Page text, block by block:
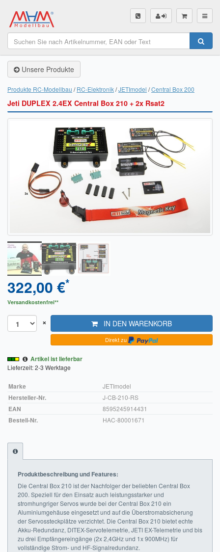
SHOP
Unsere Produkte
Servo Finder
Schiffsschrauben Finder
Räder Finder
Luftschrauben Finder
Sendungsverfolgung DHL
Verfügbarkeitsanzeige
Zahlung und Versand
Widerrufsrecht
Widerrufsformular
Widerrufsbelehrung für digitale Waren / Muster-
AGB und Kundeninformationen
Datenschutzerklärung
Hinweise zur Batterieentsorgung
FAQ
ÜBER UNS
Was wir bieten
Unsere Philosophie
Unsere Produkte
Produkte RC-Modellbau RC-Elektronik JETImodel Central Box 200
Jeti DUPLEX 2.4EX Central Box 210 + 2x Rsat2
322,00 €*
Versandkostenfrei**
× IN DEN WARENKORB
Direkt zu
Artikel ist lieferbar
Lieferzeit: 2-3 Werktage
Marke JETImodel
Hersteller-Nr. J-CB-210-RS
EAN 8595245914431
Bestell-Nr. HAC-80001671
Produktbeschreibung und Features:
Die Central Box 210 ist der Nachfolger der beliebten Central Box
200. Speziell für den Einsatz auch leistungsstarker und
stromhungriger Servos wurde bei der Central Box 210 ein
Aluminiumgehäuse eingesetzt und auf die Überstromabsicherung
der Servossteckplätze verzichtet. Die Central Box 210 bietet echte
Akku-Redundanz, DITEX-Servotelemetrie, JETI EX-Telemetrie und bis
zu drei Empfängereingänge (2x 2,4GHz und 1x 900MHz) für
vollständige Strom- und HF-Signalredundanz.